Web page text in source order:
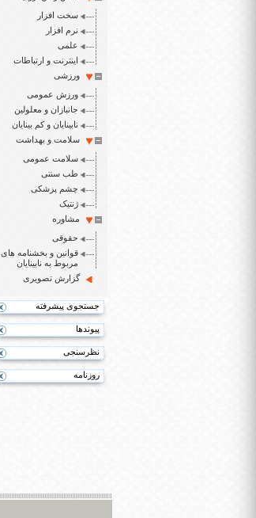
سخت افزار
نرم افزار
علمی
اینترنت و ارتباطات
ورزشی
ورزش عمومی
جانبازان و معلولین
نابینایان و کم بینایان
سلامت و بهداشت
سلامت عمومی
طب سنتی
چشم پزشکی
ژنتیک
مشاوره
حقوقی
قوانین و بخشنامه های
مربوط به نابینایان
گزارش تصویری
جستجوی پیشرفته
پیوندها
نظرسنجی
روزنامه